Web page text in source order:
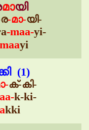
മായി
-മാ-യി-
-maa-yi-
yi
(1)
ക്-കി-
k-ki-
kki